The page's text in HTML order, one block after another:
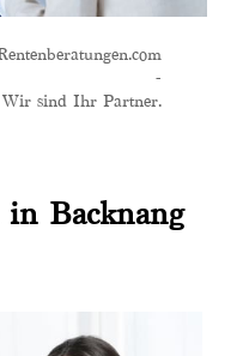
-
Wir sind Ihr Partner.
in Backnang